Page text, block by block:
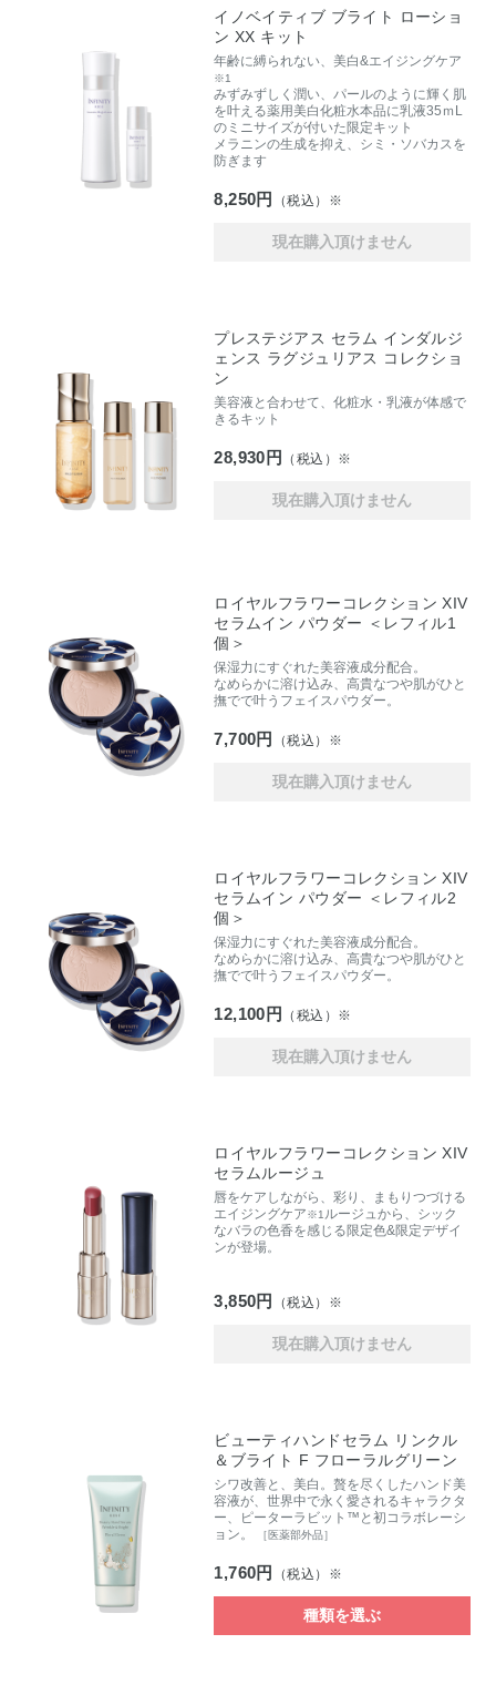
イノベイティブ ブライト ローショ
ン XX キット
年齢に縛られない、美白&エイジングケア
※1
みずみずしく潤い、パールのように輝く肌
を叶える薬用美白化粧水本品に乳液35ｍL
のミニサイズが付いた限定キット
メラニンの生成を抑え、シミ・ソバカスを
防ぎます
8,250円 （税込）※
現在購入頂けません
プレステジアス セラム インダルジ
ェンス ラグジュリアス コレクショ
ン
美容液と合わせて、化粧水・乳液が体感で
きるキット
28,930円 （税込）※
現在購入頂けません
ロイヤルフラワーコレクション XIV
セラムイン パウダー ＜レフィル1
個＞
保湿力にすぐれた美容液成分配合。
なめらかに溶け込み、高貴なつや肌がひと
撫でで叶うフェイスパウダー。
7,700円 （税込）※
現在購入頂けません
ロイヤルフラワーコレクション XIV
セラムイン パウダー ＜レフィル2
個＞
保湿力にすぐれた美容液成分配合。
なめらかに溶け込み、高貴なつや肌がひと
撫でで叶うフェイスパウダー。
12,100円 （税込）※
現在購入頂けません
ロイヤルフラワーコレクション XIV
セラムルージュ
唇をケアしながら、彩り、まもりつづける
エイジングケア※1ルージュから、シック
なバラの色香を感じる限定色&限定デザイ
ンが登場。
3,850円 （税込）※
現在購入頂けません
ビューティハンドセラム リンクル
＆ブライト F フローラルグリーン
シワ改善と、美白。贅を尽くしたハンド美
容液が、世界中で永く愛されるキャラクタ
ー、ピーターラビット™と初コラボレーシ
ョン。
［医薬部外品］
1,760円 （税込）※
種類を選ぶ